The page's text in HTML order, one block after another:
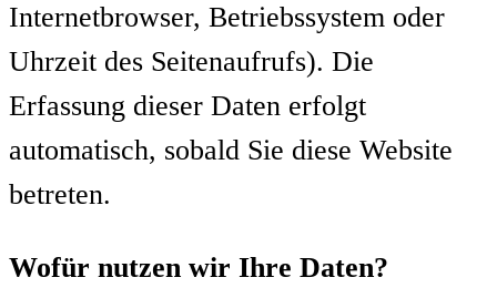
Internetbrowser, Betriebssystem oder
Uhrzeit des Seitenaufrufs). Die
Erfassung dieser Daten erfolgt
automatisch, sobald Sie diese Website
betreten.
Wofür nutzen wir Ihre Daten?